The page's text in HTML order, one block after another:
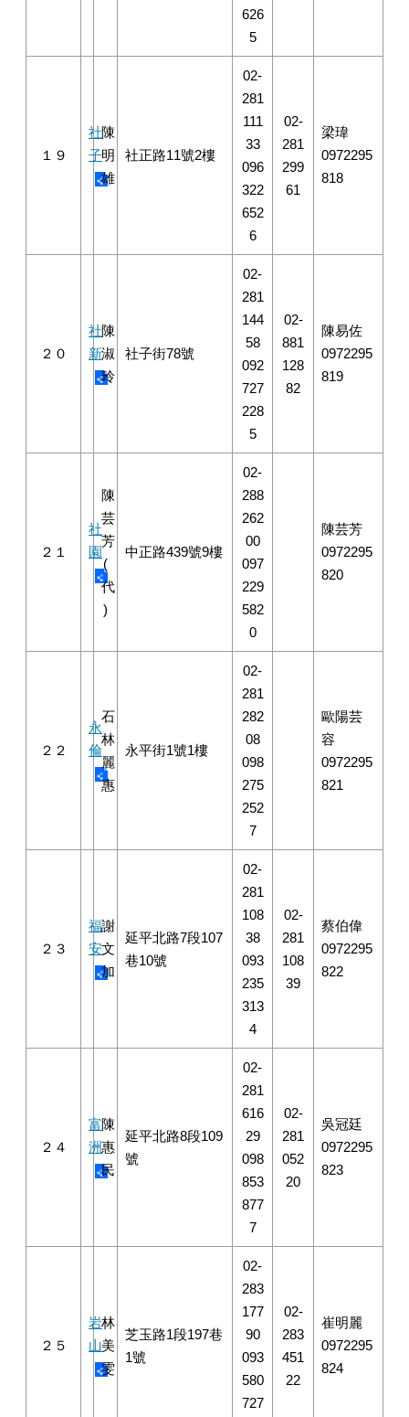
626
5
１９
社
子
陳
明
雄
社正路11號2樓
02-
281
111
33
096
322
652
6
02-
281
299
61
梁瑋
0972295
818
２０
社
新
陳
淑
玲
社子街78號
02-
281
144
58
092
727
228
5
02-
881
128
82
陳易佐
0972295
819
２１
社
園
陳
芸
芳
(
代
)
中正路439號9樓
02-
288
262
00
097
229
582
0
陳芸芳
0972295
820
２２
永
倫
石
林
麗
惠
永平街1號1樓
02-
281
282
08
098
275
252
7
歐陽芸
容
0972295
821
２３
福
安
謝
文
加
延平北路7段107
巷10號
02-
281
108
38
093
235
313
4
02-
281
108
39
蔡伯偉
0972295
822
２４
富
洲
陳
惠
民
延平北路8段109
號
02-
281
616
29
098
853
877
7
02-
281
052
20
吳冠廷
0972295
823
２５
岩
山
林
美
雯
芝玉路1段197巷
1號
02-
283
177
90
093
580
727
02-
283
451
22
崔明麗
0972295
824